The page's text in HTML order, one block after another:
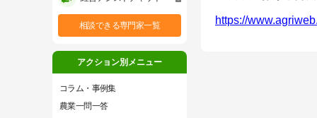
https://
相談できる専門家一覧
アクション別メニュー
コラム・事例集
農業一問一答